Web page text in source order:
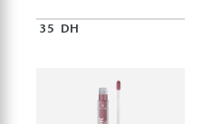
35 DH